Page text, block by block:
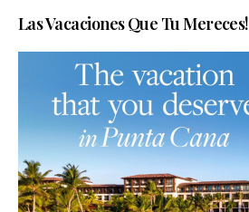
Las Vacaciones Que Tu Mereces!